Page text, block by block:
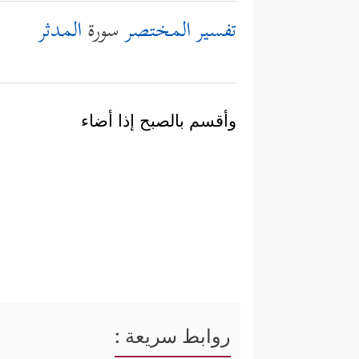
تفسير المختصرسورةالمدثر
وأقسم بالصبح إذا أضاء
روابط سريعة :